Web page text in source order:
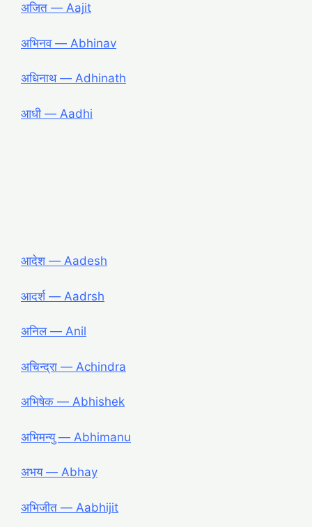
अजित ― Aajit
अभिनव ― Abhinav
अधिनाथ ― Adhinath
आधी ― Aadhi
आदेश ― Aadesh
आदर्श ― Aadrsh
अनिल ― Anil
अचिन्द्रा ― Achindra
अभिषेक ― Abhishek
अभिमन्यु ― Abhimanu
अभय ― Abhay
अभिजीत ― Aabhijit